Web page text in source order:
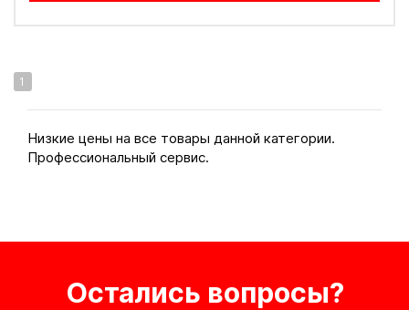
1
Низкие цены на все товары данной категории.
Профессиональный сервис.
Остались вопросы?